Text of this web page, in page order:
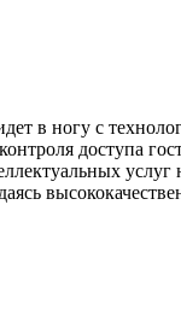
в ногу с
доступа